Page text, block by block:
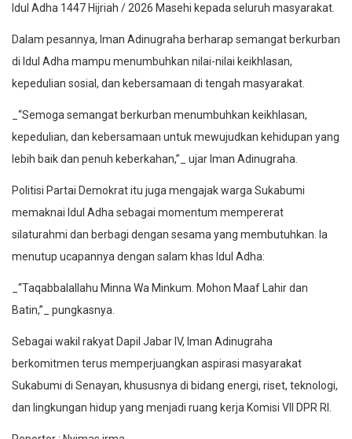
Idul Adha 1447 Hijriah / 2026 Masehi kepada seluruh masyarakat.
Dalam pesannya, Iman Adinugraha berharap semangat berkurban
di Idul Adha mampu menumbuhkan nilai-nilai keikhlasan,
kepedulian sosial, dan kebersamaan di tengah masyarakat.
_“Semoga semangat berkurban menumbuhkan keikhlasan,
kepedulian, dan kebersamaan untuk mewujudkan kehidupan yang
lebih baik dan penuh keberkahan,”_ ujar Iman Adinugraha.
Politisi Partai Demokrat itu juga mengajak warga Sukabumi
memaknai Idul Adha sebagai momentum mempererat
silaturahmi dan berbagi dengan sesama yang membutuhkan. Ia
menutup ucapannya dengan salam khas Idul Adha:
_“Taqabbalallahu Minna Wa Minkum. Mohon Maaf Lahir dan
Batin,”_ pungkasnya.
Sebagai wakil rakyat Dapil Jabar IV, Iman Adinugraha
berkomitmen terus memperjuangkan aspirasi masyarakat
Sukabumi di Senayan, khususnya di bidang energi, riset, teknologi,
dan lingkungan hidup yang menjadi ruang kerja Komisi VII DPR RI.